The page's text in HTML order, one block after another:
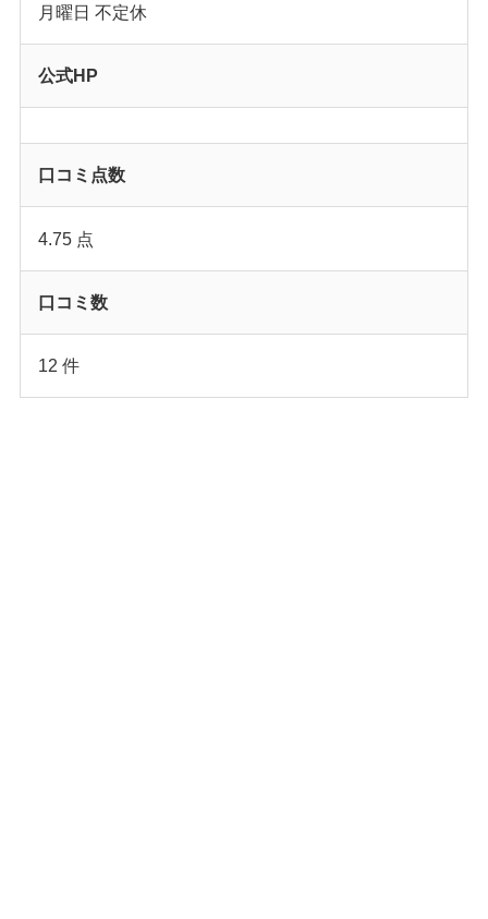
月曜日 不定休
公式HP
口コミ点数
4.75 点
口コミ数
12 件